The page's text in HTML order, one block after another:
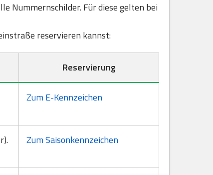
Nummernschilder. Für diese gelten bei
reservieren kannst:
Reservierung
Zum E-Kennzeichen
Zum Saisonkennzeichen